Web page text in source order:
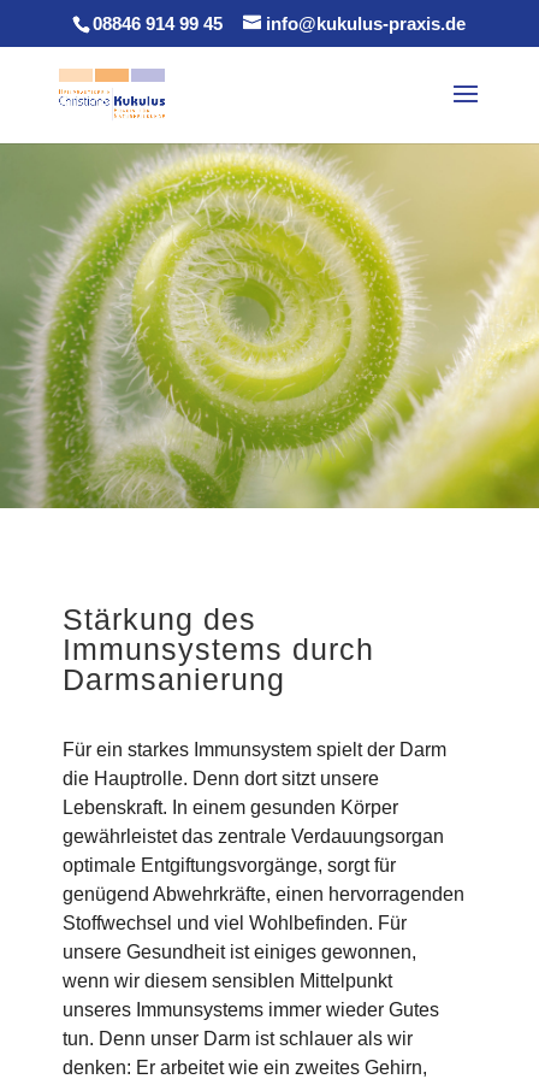
08846 914 99 45 info@kukulus-praxis.de
Stärkung des
Immunsystems durch
Darmsanierung
Für ein starkes Immunsystem spielt der Darm
die Hauptrolle. Denn dort sitzt unsere
Lebenskraft. In einem gesunden Körper
gewährleistet das zentrale Verdauungsorgan
optimale Entgiftungsvorgänge, sorgt für
genügend Abwehrkräfte, einen hervorragenden
Stoffwechsel und viel Wohlbefinden. Für
unsere Gesundheit ist einiges gewonnen,
wenn wir diesem sensiblen Mittelpunkt
unseres Immunsystems immer wieder Gutes
tun. Denn unser Darm ist schlauer als wir
denken: Er arbeitet wie ein zweites Gehirn,